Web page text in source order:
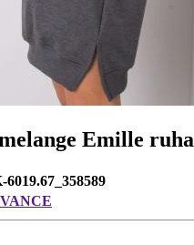
Emille ruha
6019.67_358589